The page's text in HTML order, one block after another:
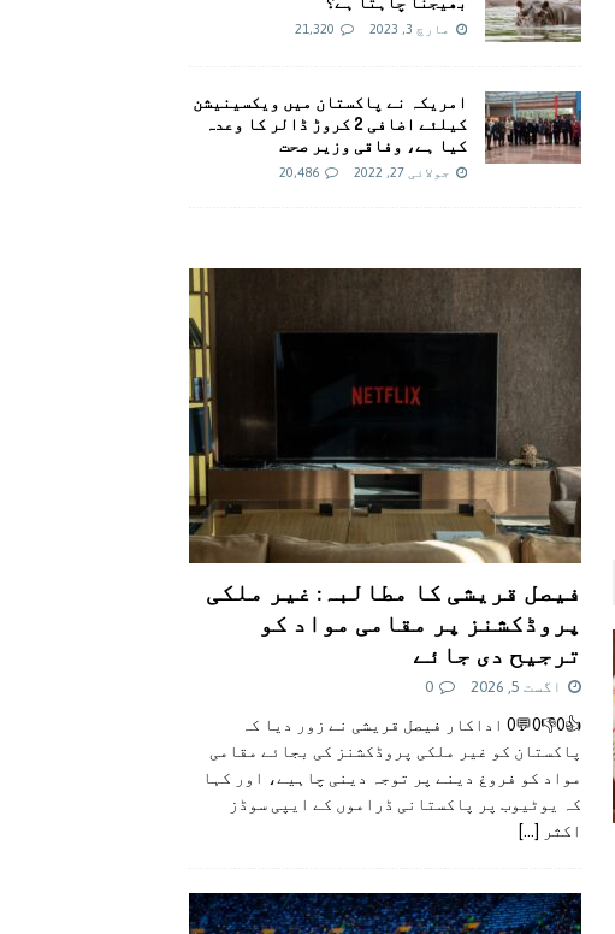
مارچ 3, 2023 21,320
امريکہ نے پاکستان میں ویکسینیشن
کیلئے اضافی 2 کروڑ ڈالر کا وعدہ
کیا ہے، وفاقی وزیر صحت
جولائی 27, 2022 20,486
فیصل قریشی کا مطالبہ: غیر ملکی
پروڈکشنز پر مقامی مواد کو
ترجیح دی جائے
اگست 5, 2026 0
👍0👎0💬0 اداکار فیصل قریشی نے زور دیا کہ
پاکستان کو غیر ملکی پروڈکشنز کی بجائے مقامی
مواد کو فروغ دینے پر توجہ دینی چاہیے، اور کہا
کہ یوٹیوب پر پاکستانی ڈراموں کے ایپی سوڈز
اکثر
[...]